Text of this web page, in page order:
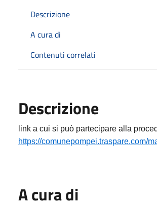
Descrizione
A cura di
Contenuti correlati
Descrizione
link a cui si può partecipare alla
https://comunepompei.traspare.com/
A cura di